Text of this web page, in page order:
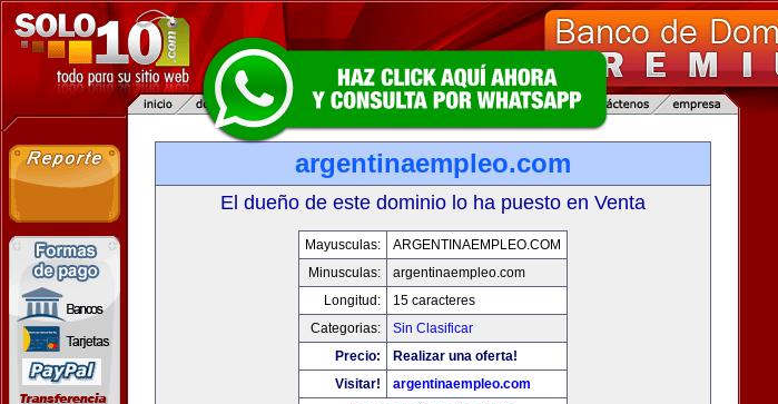
argentinaempleo.com
El dueño de este dominio lo ha puesto en Venta
Mayusculas:
ARGENTINAEMPLEO.COM
Minusculas:
argentinaempleo.com
Longitud:
15 caracteres
Categorias:
Sin Clasificar
Precio:
Realizar una oferta!
Visitar!
argentinaempleo.com